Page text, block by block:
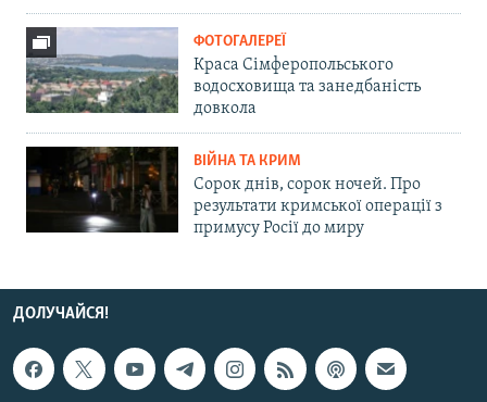
ФОТОГАЛЕРЕЇ
Краса Сімферопольського
водосховища та занедбаність
довкола
ВІЙНА ТА КРИМ
Сорок днів, сорок ночей. Про
результати кримської операції з
примусу Росії до миру
ДОЛУЧАЙСЯ!